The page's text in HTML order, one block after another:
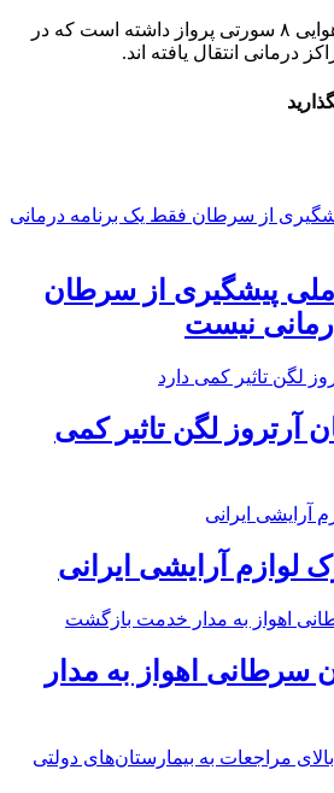
به گفته توکلی، اورژانس هوایی ۸ سورتی پرواز داشته است که در
پیشگیری از سرطان
نیست
آرتروز لگن تاثیر کمی
لوازم آرایشی ایرانی
سرطانی اهواز به مدار